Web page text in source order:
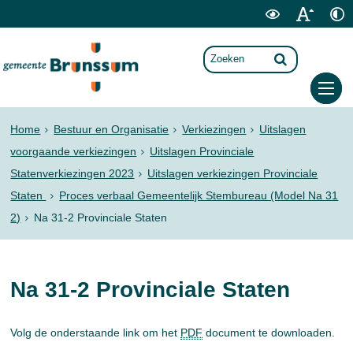
Home Bestuur en Organisatie Verkiezingen
Uitslagen
voorgaande verkiezingen
Uitslagen Provinciale
Statenverkiezingen 2023
Uitslagen verkiezingen Provinciale
Staten
Proces verbaal Gemeentelijk Stembureau (Model Na 31
2)
Na 31-2 Provinciale Staten
Na 31-2 Provinciale Staten
Volg de onderstaande link om het PDF document te downloaden.